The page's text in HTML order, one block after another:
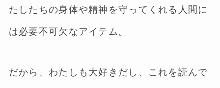
たしたちの身体や精神を守ってくれる人間に
は必要不可欠なアイテム。
だから、わたしも大好きだし、これを読んで